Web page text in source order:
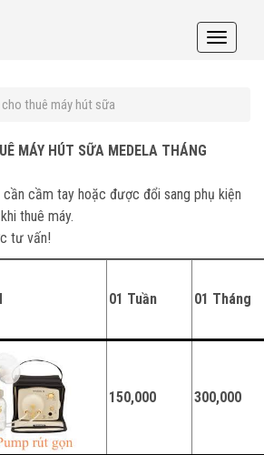
Toggle
cho thuê máy hút sữa
MÁY HÚT SỮA MEDELA THÁNG
cầm tay hoặc được đổi sang phụ kiện
thuê máy.
tư vấn!
01 Tuần 01 Tháng
150,000 300,000